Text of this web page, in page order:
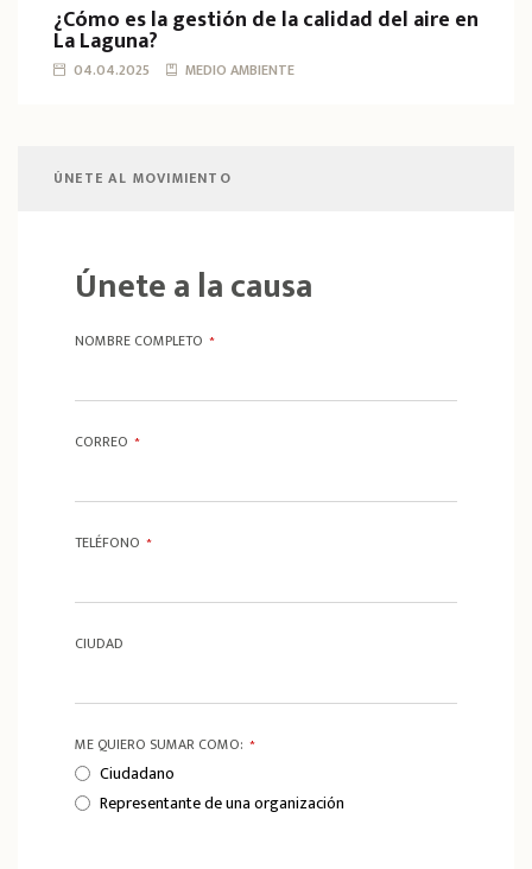
¿Cómo es la gestión de la calidad del aire en
La Laguna?
04.04.2025 MEDIO AMBIENTE
ÚNETE AL MOVIMIENTO
Únete a la causa
NOMBRE COMPLETO *
CORREO *
TELÉFONO *
CIUDAD
ME QUIERO SUMAR COMO: *
Ciudadano
Representante de una organización